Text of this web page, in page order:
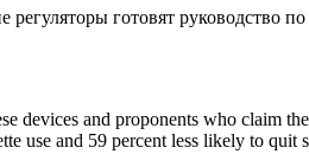
готовят руководство
devices and proponents who claim
use and 59 percent less likely to